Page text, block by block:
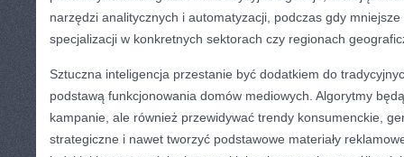
narzędzi analitycznych i automatyzacji, podczas gdy
specjalizacji w konkretnych sektorach czy regionach
Sztuczna inteligencja przestanie być dodatkiem do
podstawą funkcjonowania domów mediowych. Algorytmy
kampanie, ale również przewidywać trendy konsumenckie,
strategiczne i nawet tworzyć podstawowe materiały